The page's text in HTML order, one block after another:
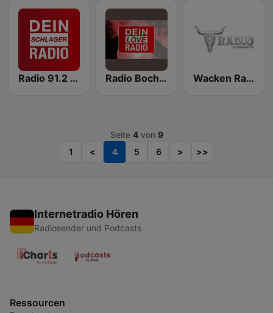
Radio 91.2 - Schlager Radio Radio Bochum - Love Wacken Radio by RauteMusik.FM
Seite 4von 9
1
< 4 5 6 > >>
Internetradio Hören
Radiosender und Podcasts
Ressourcen